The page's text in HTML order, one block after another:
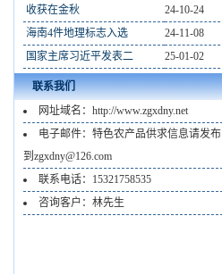
收获在金秋
24-10-24
海南4件地理标志入选
24-11-08
国家主席习近平发表二
25-01-02
联系我们
网址域名：http://www.zgxdny.net
电子邮件：特色农产品供求信息请发布
到zgxdny@126.com
联系电话：15321758535
咨询客户：林先生